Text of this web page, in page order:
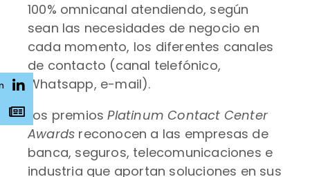
100% omnicanal atendiendo, según
sean las necesidades de negocio en
cada momento, los diferentes canales
de contacto (canal telefónico,
Whatsapp, e-mail).
Los premiosPlatinum Contact Center
Awards reconocen a las empresas de
banca, seguros, telecomunicaciones e
industria que aportan soluciones en sus